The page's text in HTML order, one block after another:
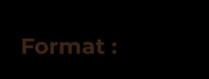
Format :